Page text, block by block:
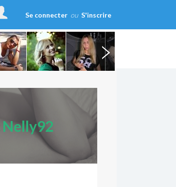
Se connecter ou S'inscrire
Nelly92